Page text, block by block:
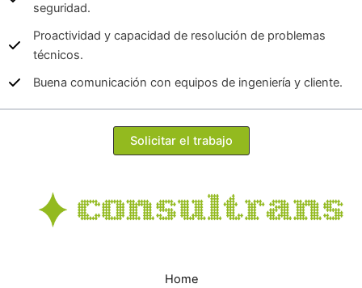
seguridad.
Proactividad y capacidad de resolución de problemas
técnicos.
Buena comunicación con equipos de ingeniería y cliente.
Solicitar el trabajo
Home